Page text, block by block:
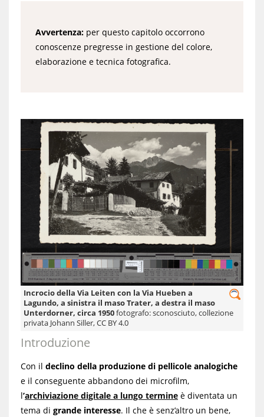
Avvertenza: per questo capitolo occorrono
conoscenze pregresse in gestione del colore,
elaborazione e tecnica fotografica.
Incrocio della Via Leiten con la Via Hueben a
Lagundo, a sinistra il maso Trater, a destra il maso
Unterdorner, circa 1950fotografo: sconosciuto, collezione
privata Johann Siller, CC BY 4.0
Introduzione
Con il declino della produzione di pellicole analogiche
e il conseguente abbandono dei microfilm,
l’archiviazione digitale a lungo termine è diventata un
tema di grande interesse. Il che è senz’altro un bene,